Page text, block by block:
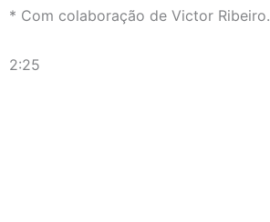
* Com colaboração de Victor Ribeiro.
2:25